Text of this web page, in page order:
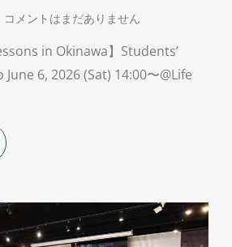
コメントはまだありません
in Okinawa】Students’
6, 2026 (Sat) 14:00〜@Life